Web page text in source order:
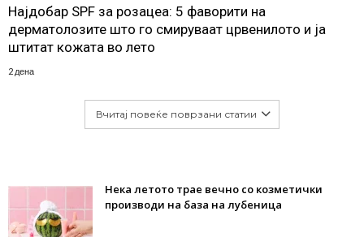
Најдобар SPF за розацеа: 5 фаворити на
дерматолозите што го смируваат црвенилото и ја
штитат кожата во лето
2 дена
Вчитај повеќе поврзани статии
Нека летото трае вечно со козметички
производи на база на лубеница